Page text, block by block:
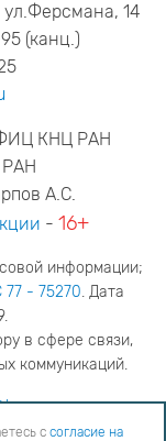
14
(канц.)
КНЦ РАН
А.С.
- 16+
информации;
- 75270. Дата
в сфере связи,
коммуникаций.
516с согласие на